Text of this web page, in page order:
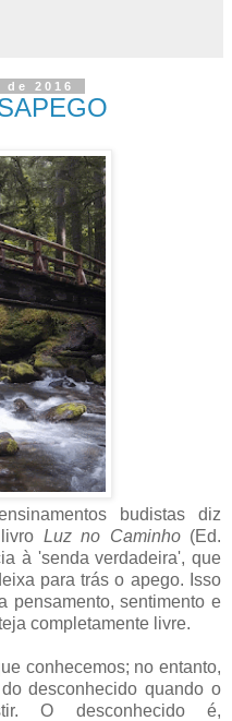
2016
budistas diz
Luz no Caminho(Ed.
à 'senda verdadeira', que
para trás o apego. Isso
pensamento, sentimento e
completamente livre.
conhecemos; no entanto,
desconhecido quando o
O desconhecido é,